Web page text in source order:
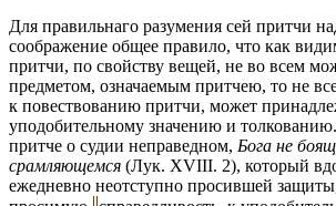
Для правильнаго разумения сей притчи
соображение общее правило, что как
притчи, по свойству вещей, не во всем
предметом, означаемым притчею, то не
к повествованию притчи, может
уподобительному значению и
притче о судии неправедном, Бога не
срамляющемся (Лук. ХVIII. 2), который
ежедневно неотступно просившей